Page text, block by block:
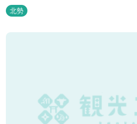
トしたいという思いから生まれたお店。 黄土スチームよもぎ蒸しや
アロマの調合、季節の養生講座、アロマ講
北勢